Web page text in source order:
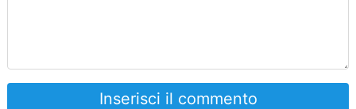
Inserisci il commento